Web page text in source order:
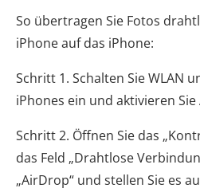
So übertragen Sie Fotos
iPhone auf das iPhone:
Schritt 1. Schalten Sie WLAN
iPhones ein und aktivieren
Schritt 2. Öffnen Sie das
das Feld „Drahtlose
„AirDrop“ und stellen Sie es